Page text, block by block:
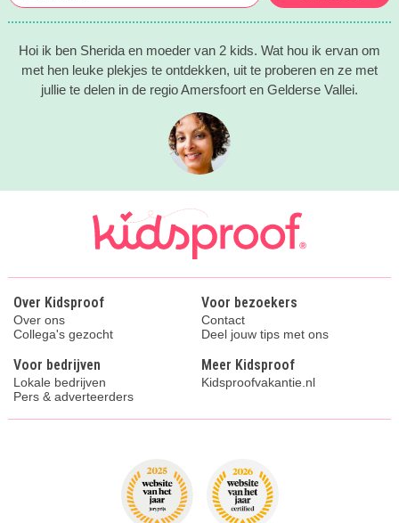
Hoi ik ben Sherida en moeder van 2 kids. Wat hou ik ervan om
met hen leuke plekjes te ontdekken, uit te proberen en ze met
jullie te delen in de regio Amersfoort en Gelderse Vallei.
Over Kidsproof
Over ons
Collega's gezocht
Voor bezoekers
Contact
Deel jouw tips met ons
Voor bedrijven
Lokale bedrijven
Pers & adverteerders
Meer Kidsproof
Kidsproofvakantie.nl